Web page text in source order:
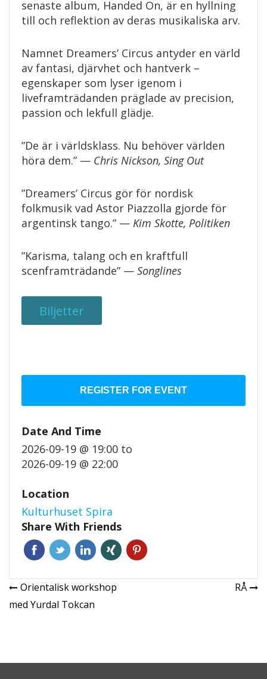
senaste album, Handed On, är en hyllning
till och reflektion av deras musikaliska arv.
Namnet Dreamers’ Circus antyder en värld
av fantasi, djärvhet och hantverk –
egenskaper som lyser igenom i
liveframträdanden präglade av precision,
passion och lekfull glädje.
”De är i världsklass. Nu behöver världen
höra dem.” — Chris Nickson, Sing Out
”Dreamers’ Circus gör för nordisk
folkmusik vad Astor Piazzolla gjorde för
argentinsk tango.” — Kim Skotte, Politiken
”Karisma, talang och en kraftfull
scenframträdande” — Songlines
Biljetter
REGISTER FOR EVENT
Date And Time
2026-09-19 @ 19:00 to
2026-09-19 @ 22:00
Location
Kulturhuset Spira
Share With Friends
Inläggsnavigering
Orientalisk workshop
med Yurdal Tokcan
RÅ